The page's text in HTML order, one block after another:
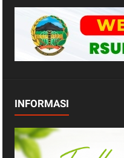
INFORMASI